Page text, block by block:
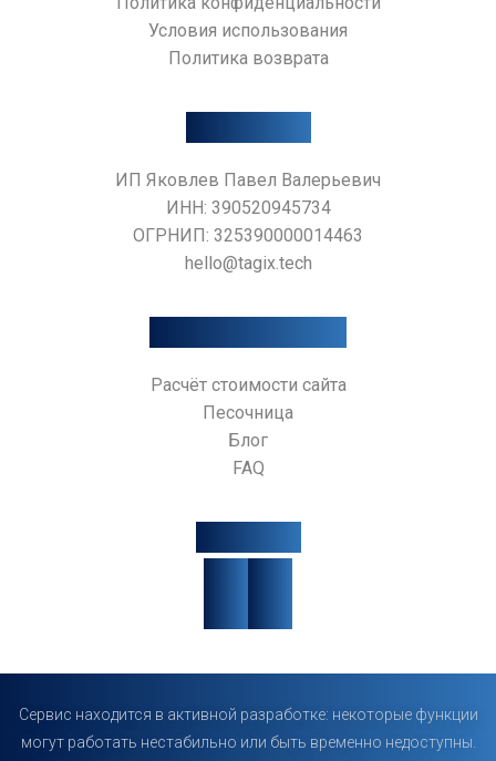
Условия использования
Политика возврата
ИП Яковлев Павел Валерьевич
ИНН: 390520945734
ОГРНИП: 325390000014463
hello@tagix.tech
Расчёт стоимости сайта
Песочница
Блог
FAQ
Сервис находится в активной разработке: некоторые функции
могут работать нестабильно или быть временно недоступны.
AI-АССИСТЕНТ TAGIX